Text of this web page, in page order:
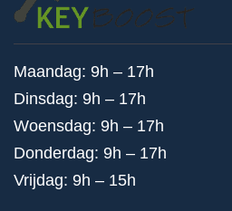
Maandag: 9h – 17h
Dinsdag: 9h – 17h
Woensdag: 9h – 17h
Donderdag: 9h – 17h
Vrijdag: 9h – 15h